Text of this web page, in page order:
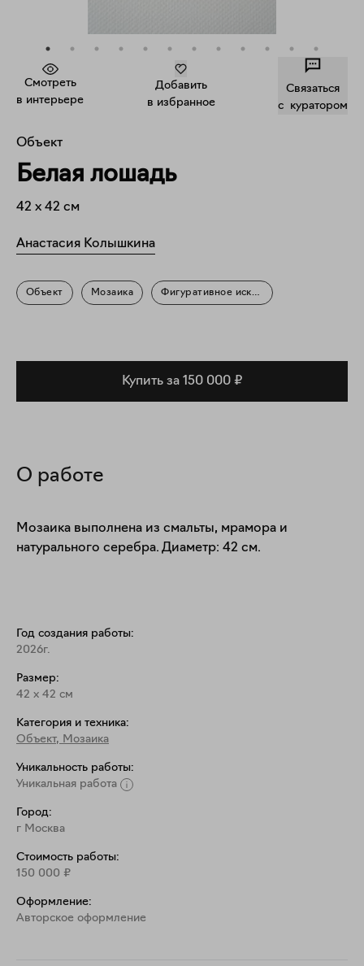
Смотреть
в интерьере
Добавить
в избранное
Связаться
c куратором
Объект
Белая лошадь
42 x 42 см
Анастасия Колышкина
Объект Мозаика Фигуративное искусство
Купить за 150 000 ₽
О работе
Мозаика выполнена из смальты, мрамора и
натурального серебра. Диаметр: 42 см.
Год создания работы:
2026г.
Размер:
42 x 42 см
Категория и техника:
Объект, Мозаика
Уникальность работы:
Уникальная работа
Город:
г Москва
Стоимость работы:
150 000 ₽
Оформление:
Aвторское оформление